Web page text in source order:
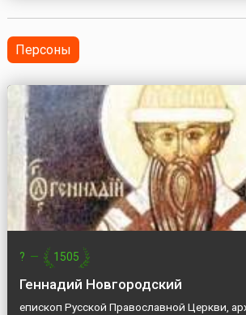
входит в роль, что сам начинает порой
Персоны
? — 1505
Геннадий Новгородский
епископ Русской Православной Церкви,